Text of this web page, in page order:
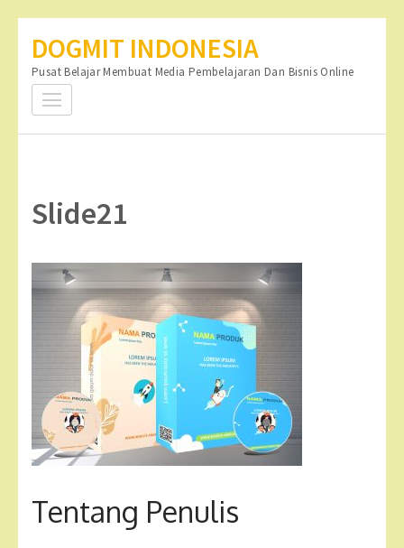
konten
(Tekan
DOGMIT INDONESIA
Pusat Belajar Membuat Media Pembelajaran Dan Bisnis Online
Slide21
Tentang Penulis